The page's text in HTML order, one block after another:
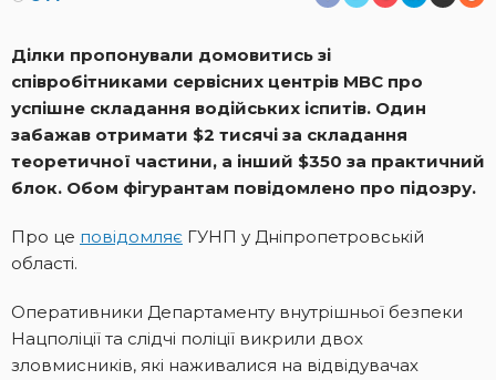
Ділки пропонували домовитись зі
співробітниками сервісних центрів МВС про
успішне складання водійських іспитів. Один
забажав отримати $2 тисячі за складання
теоретичної частини, а інший $350 за практичний
блок. Обом фігурантам повідомлено про підозру.
Про це повідомляє ГУНП у Дніпропетровській
області.
Оперативники Департаменту внутрішньої безпеки
Нацполіції та слідчі поліції викрили двох
зловмисників, які наживалися на відвідувачах